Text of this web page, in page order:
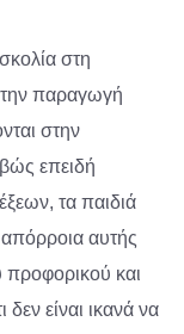
στη
παραγωγή
στην
επειδή
τα παιδιά
αυτής
προφορικού και
είναι ικανά να